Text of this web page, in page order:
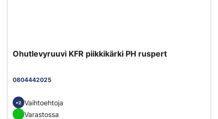
Ohutlevyruuvi KFR piikkikärki PH ruspert
0804442025
+2
Vaihtoehtoja
Varastossa